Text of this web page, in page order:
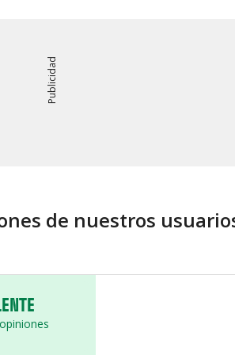
Publicidad
de nuestros
opiniones